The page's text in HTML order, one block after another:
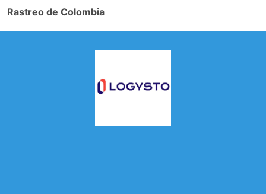
Rastreo de Colombia